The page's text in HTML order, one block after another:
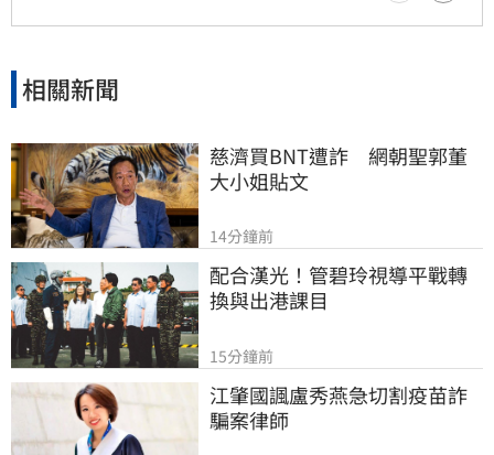
相關新聞
慈濟買BNT遭詐　網朝聖郭董
大小姐貼文
14分鐘前
配合漢光！管碧玲視導平戰轉
換與出港課目
15分鐘前
江肇國諷盧秀燕急切割疫苗詐
騙案律師